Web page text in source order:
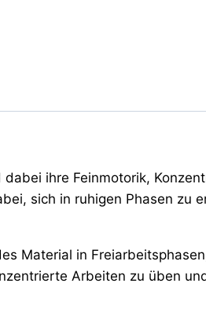
ihre Feinmotorik,
sich in ruhigen Phasen zu
Material in
Arbeiten zu üben